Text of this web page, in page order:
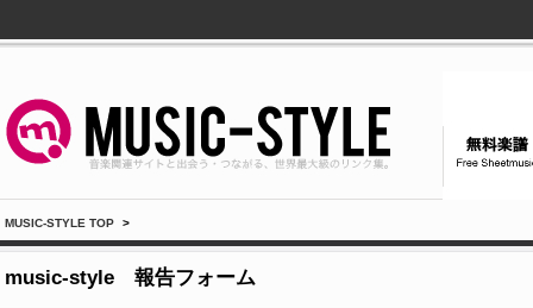
MUSIC-STYLE TOP >
music-style 報告フォーム